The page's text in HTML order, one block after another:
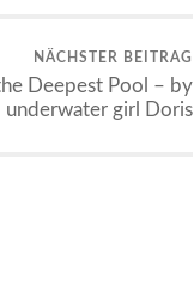
NÄCHSTER BEITRAG
Deepest Pool – by
underwater girl Doris